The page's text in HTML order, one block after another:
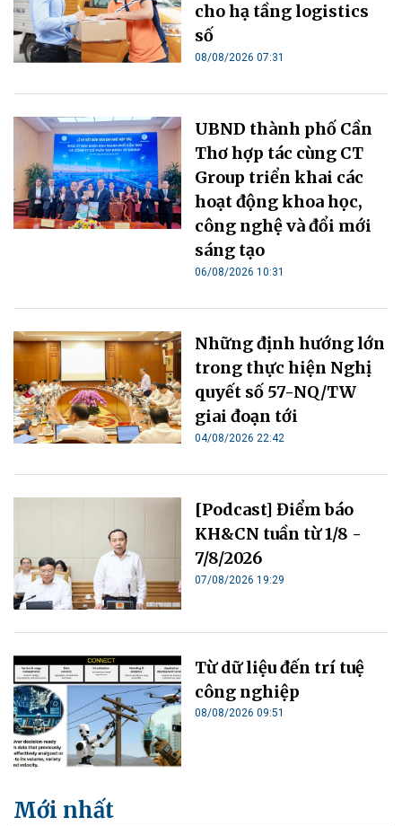
cho hạ tầng logistics
số
08/08/2026 07:31
UBND thành phố Cần
Thơ hợp tác cùng CT
Group triển khai các
hoạt động khoa học,
công nghệ và đổi mới
sáng tạo
06/08/2026 10:31
Những định hướng lớn
trong thực hiện Nghị
quyết số 57-NQ/TW
giai đoạn tới
04/08/2026 22:42
[Podcast] Điểm báo
KH&CN tuần từ 1/8 -
7/8/2026
07/08/2026 19:29
Từ dữ liệu đến trí tuệ
công nghiệp
08/08/2026 09:51
Mới nhất